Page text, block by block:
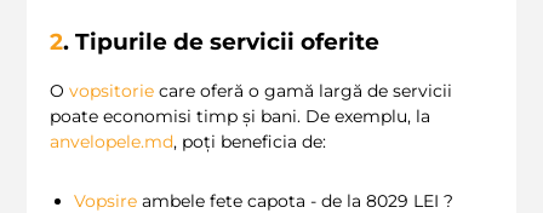
2. Tipurile de servicii oferite
O vopsitorie care oferă o gamă largă de servicii
poate economisi timp și bani. De exemplu, la
anvelopele.md, poți beneficia de:
Vopsire ambele fete capota - de la 8029 LEI ?